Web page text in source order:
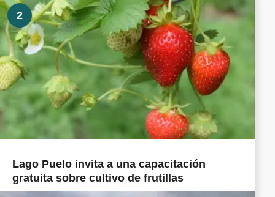
2
Lago Puelo invita a una capacitación
gratuita sobre cultivo de frutillas